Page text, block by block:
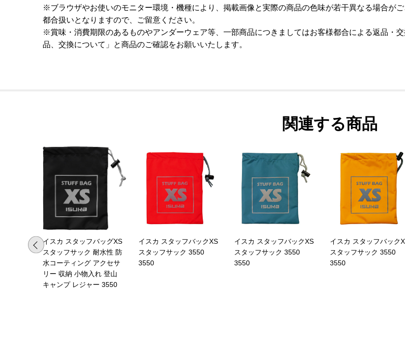
※ブラウザやお使いのモニター環境・機種により、掲載画像と実際の商品の色味が若干異なる場合が
都合扱いとなりますので、ご留意ください。
※賞味・消費期限のあるものやアンダーウェア等、一部商品につきましてはお客様都合による返品・
品、交換について」と商品のご確認をお願いいたします。
関連する商品
イスカ スタッフバッグXS
スタッフサック 耐水性 防
水コーティング アクセサ
リー 収納 小物入れ 登山
キャンプ レジャー 3550
イスカ スタッフバックXS
スタッフサック 3550
3550
イスカ スタッフバックXS
スタッフサック 3550
3550
イスカ スタッフバック
スタッフサック 3550
3550